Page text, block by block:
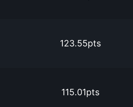
123.55pts
115.01pts